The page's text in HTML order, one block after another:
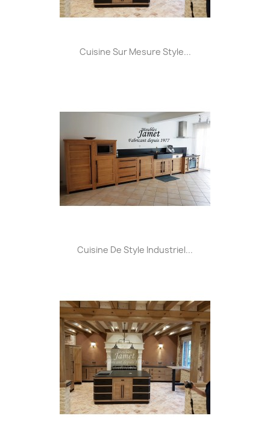
Cuisine Sur Mesure Style...
Cuisine De Style Industriel...